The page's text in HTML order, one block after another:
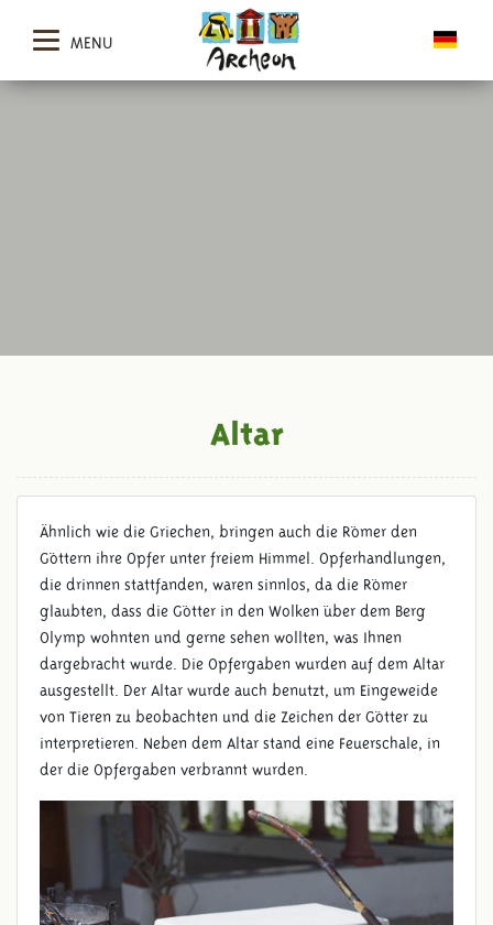
MENU
ALTAR
Altar
Ähnlich wie die Griechen, bringen auch die Römer den
Göttern ihre Opfer unter freiem Himmel. Opferhandlungen,
die drinnen stattfanden, waren sinnlos, da die Römer
glaubten, dass die Götter in den Wolken über dem Berg
Olymp wohnten und gerne sehen wollten, was Ihnen
dargebracht wurde. Die Opfergaben wurden auf dem Altar
ausgestellt. Der Altar wurde auch benutzt, um Eingeweide
von Tieren zu beobachten und die Zeichen der Götter zu
interpretieren. Neben dem Altar stand eine Feuerschale, in
der die Opfergaben verbrannt wurden.